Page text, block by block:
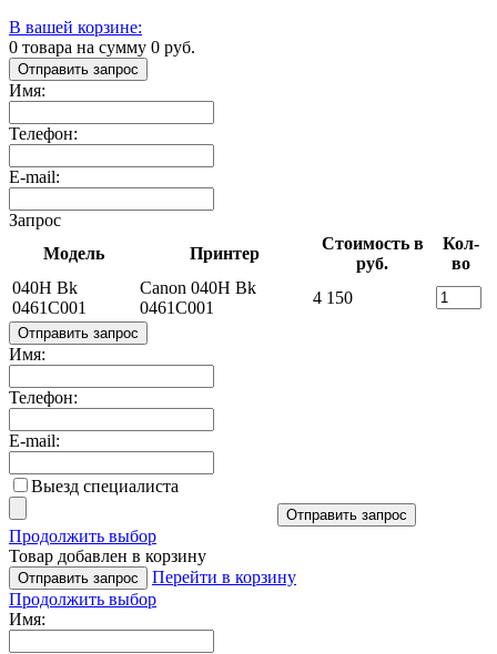
В вашей корзине:
0 товара на сумму 0 руб.
Отправить запрос
Имя:
Телефон:
E-mail:
Запрос
Модель
Принтер
Стоимость в
руб.
Кол-
во
040H Bk
0461C001
Canon 040H Bk
0461C001
4 150
Отправить запрос
Имя:
Телефон:
E-mail:
Выезд специалиста
Отправить запрос
Продолжить выбор
Товар добавлен в корзину
Отправить запрос
Перейти в корзину
Продолжить выбор
Имя: